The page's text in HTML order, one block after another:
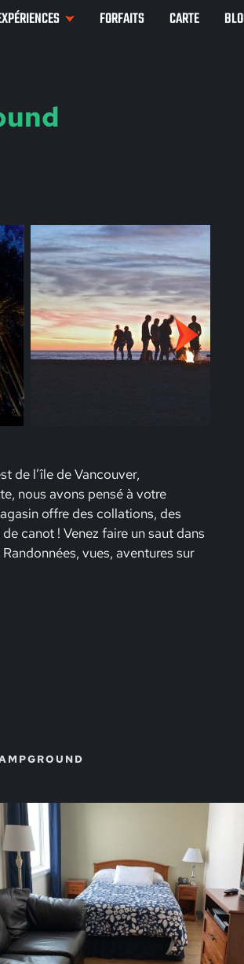
FORFAITS CARTE
de l’île de Vancouver,
nous avons pensé à votre
offre des collations, des
canot ! Venez faire un saut dans
vues, aventures sur